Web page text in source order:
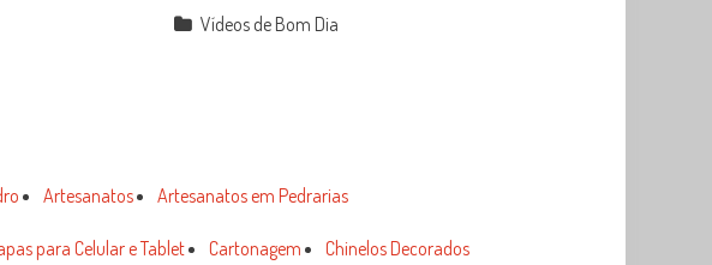
Vídeos de Bom Dia
Artesanatos Artesanatos em Pedrarias
para Celular e Tablet Cartonagem Chinelos Decorados